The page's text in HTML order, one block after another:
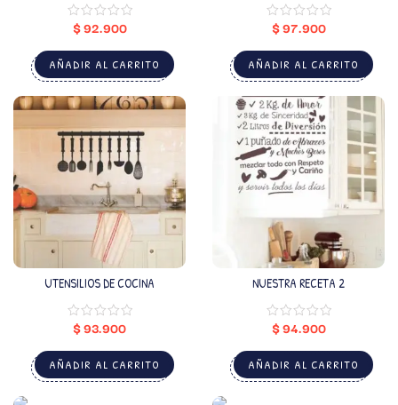
$92.900
AÑADIR AL CARRITO
$97.900
AÑADIR AL CARRITO
UTENSILIOS DE COCINA
$93.900
AÑADIR AL CARRITO
NUESTRA RECETA 2
$94.900
AÑADIR AL CARRITO